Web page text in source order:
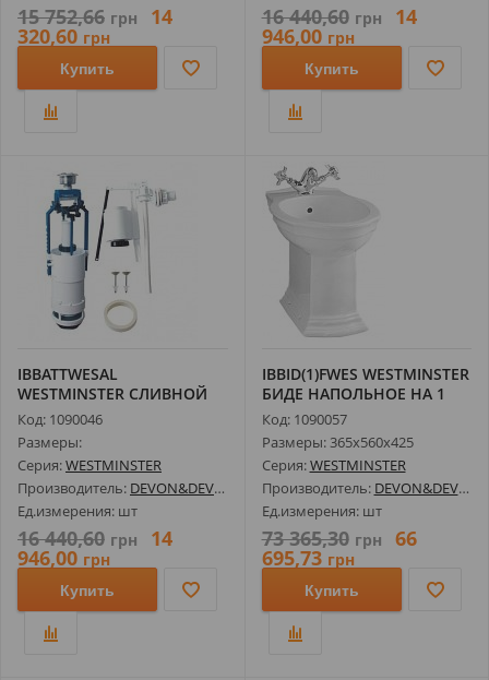
15 752,66 грн 14
320,60 грн
Купить
16 440,60 грн 14
946,00 грн
Купить
IBBATTWESAL
WESTMINSTER СЛИВНОЙ
МЕХАНИЗМ ДЛЯ
ВЫСОКОГ...
Код: 1090046
Размеры:
Серия:WESTMINSTER
Производитель: DEVON&DEVON
Ед.измерения: шт
16 440,60 грн 14
946,00 грн
Купить
IBBID(1)FWES WESTMINSTER
БИДЕ НАПОЛЬНОЕ НА 1
ОТВ, 56...
Код: 1090057
Размеры: 365х560х425
Серия:WESTMINSTER
Производитель: DEVON&DEVON
Ед.измерения: шт
73 365,30 грн 66
695,73 грн
Купить